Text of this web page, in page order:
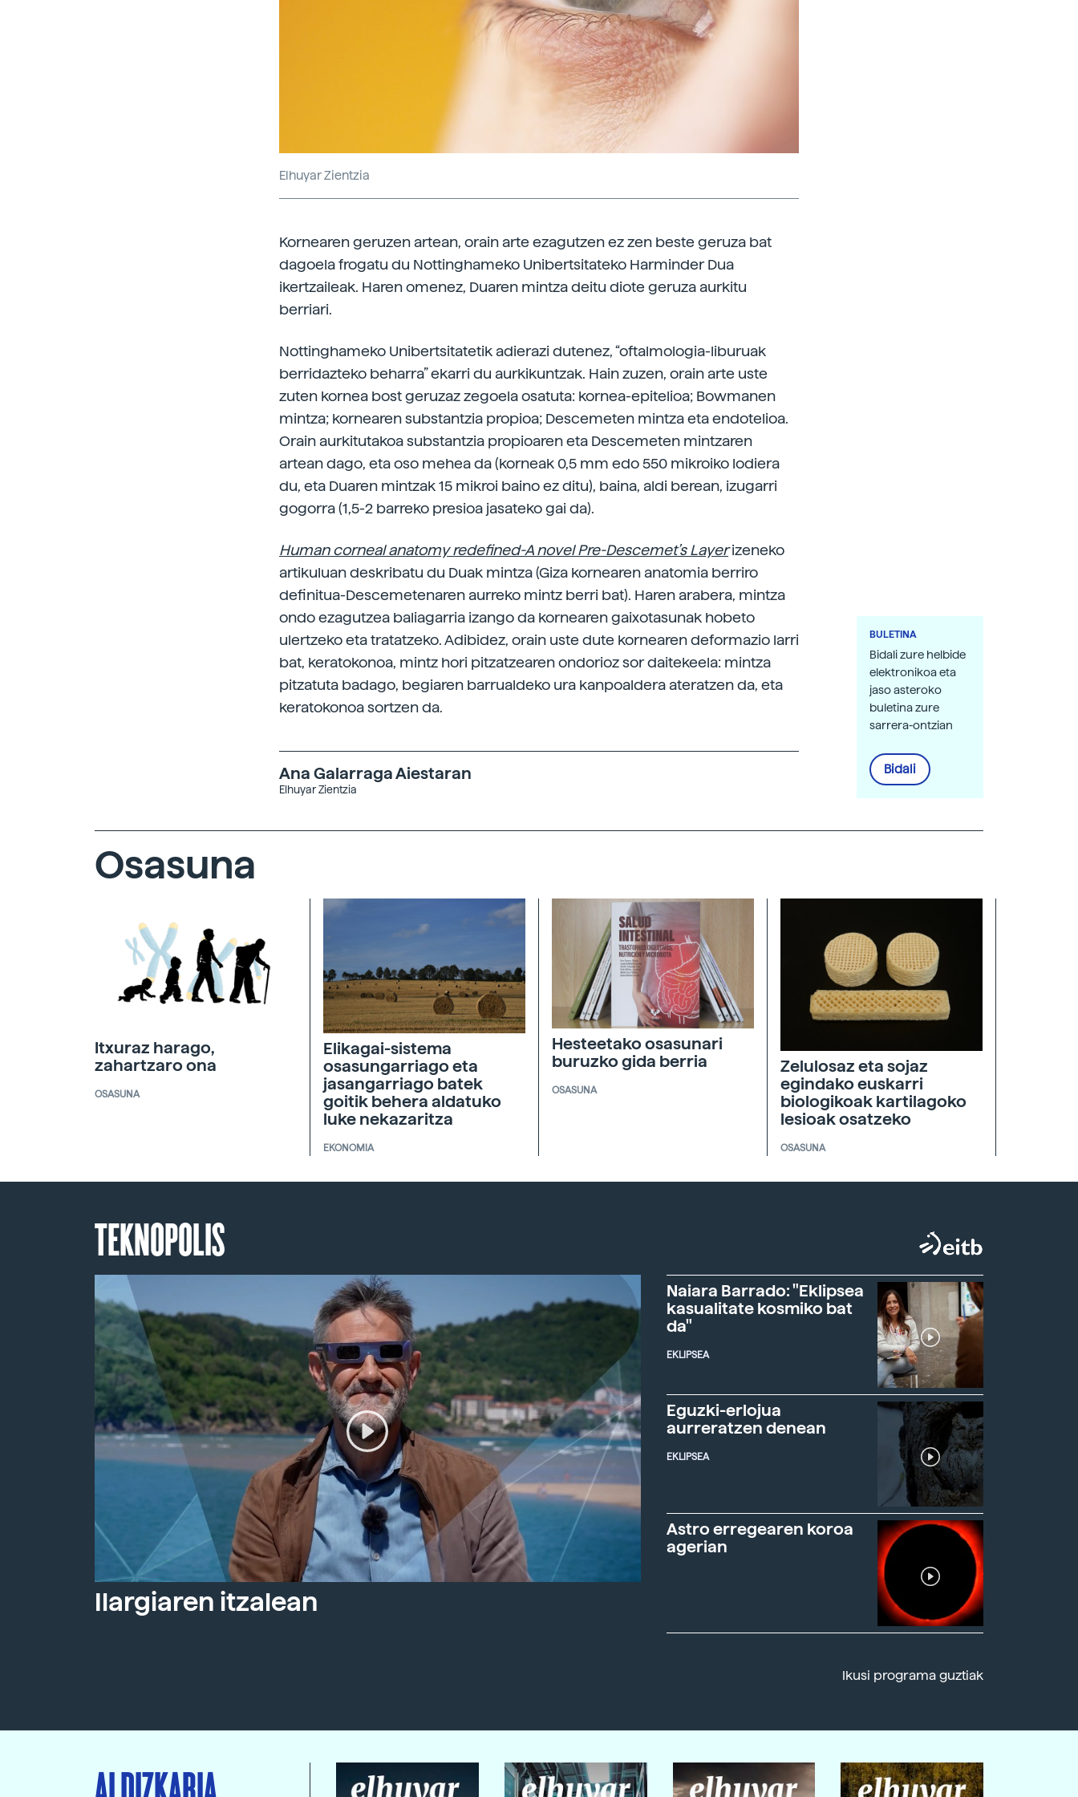
Elhuyar Zientzia
Kornearen geruzen artean, orain arte ezagutzen ez zen beste geruza bat
dagoela frogatu du Nottinghameko Unibertsitateko Harminder Dua
ikertzaileak. Haren omenez, Duaren mintza deitu diote geruza aurkitu
berriari.
Nottinghameko Unibertsitatetik adierazi dutenez, “oftalmologia-liburuak
berridazteko beharra” ekarri du aurkikuntzak. Hain zuzen, orain arte uste
zuten kornea bost geruzaz zegoela osatuta: kornea-epitelioa; Bowmanen
mintza; kornearen substantzia propioa; Descemeten mintza eta endotelioa.
Orain aurkitutakoa substantzia propioaren eta Descemeten mintzaren
artean dago, eta oso mehea da (korneak 0,5 mm edo 550 mikroiko lodiera
du, eta Duaren mintzak 15 mikroi baino ez ditu), baina, aldi berean, izugarri
gogorra (1,5-2 barreko presioa jasateko gai da).
Human corneal anatomy redefined-A novel Pre-Descemet’s Layerizeneko
artikuluan deskribatu du Duak mintza (Giza kornearen anatomia berriro
definitua-Descemetenaren aurreko mintz berri bat). Haren arabera, mintza
ondo ezagutzea baliagarria izango da kornearen gaixotasunak hobeto
ulertzeko eta tratatzeko. Adibidez, orain uste dute kornearen deformazio larri
bat, keratokonoa, mintz hori pitzatzearen ondorioz sor daitekeela: mintza
pitzatuta badago, begiaren barrualdeko ura kanpoaldera ateratzen da, eta
keratokonoa sortzen da.
Ana Galarraga Aiestaran
Elhuyar Zientzia
BULETINA
Bidali zure helbide
elektronikoa eta
jaso asteroko
buletina zure
sarrera-ontzian
Bidali
Osasuna
Itxuraz harago,
zahartzaro ona
OSASUNA
Elikagai-sistema
osasungarriago eta
jasangarriago batek
goitik behera aldatuko
luke nekazaritza
EKONOMIA
Hesteetako osasunari
buruzko gida berria
OSASUNA
Zelulosaz eta sojaz
egindako euskarri
biologikoak kartilagoko
lesioak osatzeko
OSASUNA
TEKNOPOLIS
Ilargiaren itzalean
Naiara Barrado: "Eklipsea
kasualitate kosmiko bat
da"
EKLIPSEA
Eguzki-erlojua
aurreratzen denean
EKLIPSEA
Astro erregearen koroa
agerian
Ikusi programa guztiak